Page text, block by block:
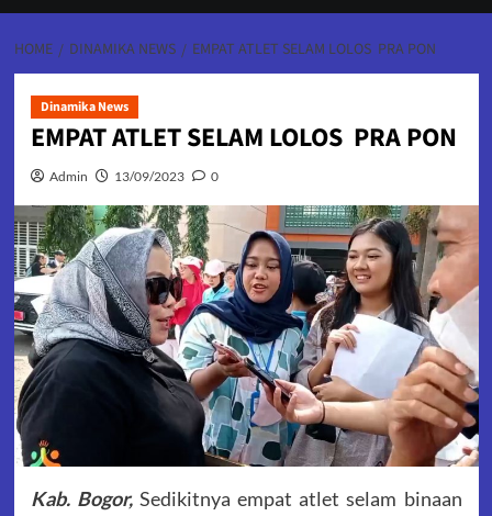
HOME DINAMIKA NEWS EMPAT ATLET SELAM LOLOS PRA PON
Dinamika News
EMPAT ATLET SELAM LOLOS PRA PON
Admin 13/09/2023 0
Kab. Bogor,Sedikitnya empat atlet selam binaan